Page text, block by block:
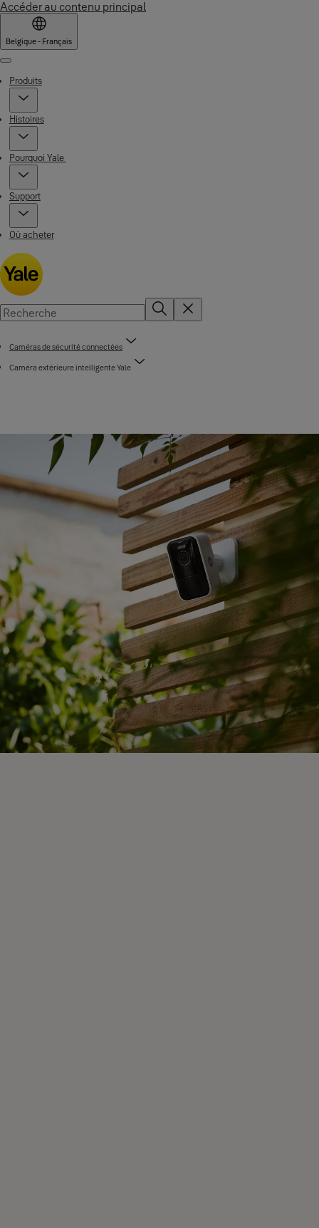
Accéder au contenu principal
Belgique - Français
Menu
Produits
Histoires
Pourquoi Yale
Support
Où acheter
Caméras de sécurité connectées
Caméra extérieure intelligente Yale